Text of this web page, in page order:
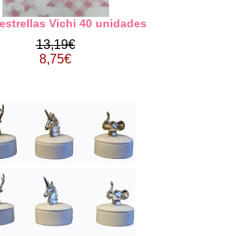
Vichi 40 unidades
13,19€
8,75€